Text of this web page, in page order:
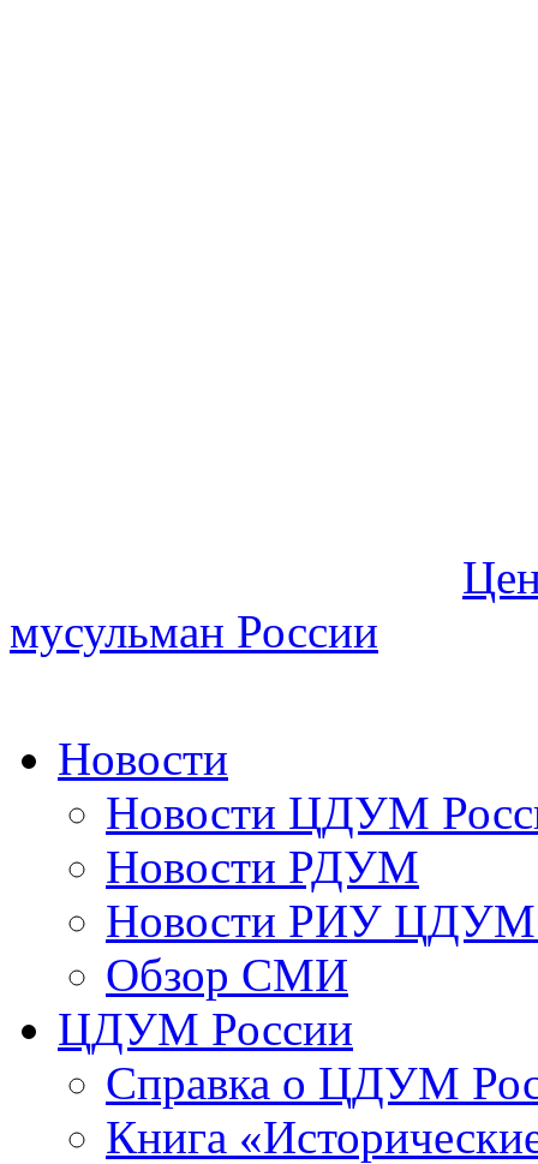
мусульман России
Новости
Новости ЦДУМ
Новости РДУМ
Новости РИУ ЦДУМ
Обзор СМИ
ЦДУМ России
Справка о ЦДУМ
Книга